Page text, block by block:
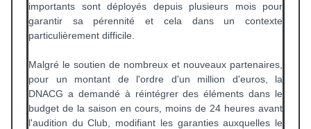
importants sont déployés depuis plusieurs mois pour
garantir sa pérennité et cela dans un contexte
particulièrement difficile.
Malgré le soutien de nombreux et nouveaux partenaires,
pour un montant de l'ordre d'un million d'euros, la
DNACG a demandé à réintégrer des éléments dans le
budget de la saison en cours, moins de 24 heures avant
l'audition du Club, modifiant les garanties auxquelles le